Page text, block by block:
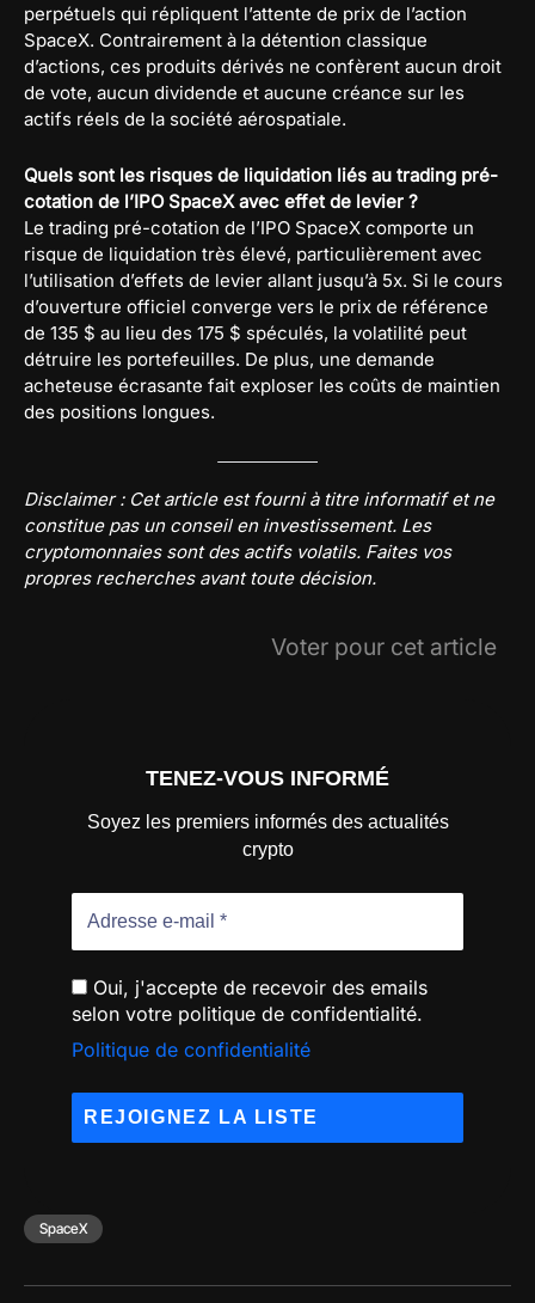
perpétuels qui répliquent l’attente de prix de l’action
SpaceX. Contrairement à la détention classique
d’actions, ces produits dérivés ne confèrent aucun droit
de vote, aucun dividende et aucune créance sur les
actifs réels de la société aérospatiale.
Quels sont les risques de liquidation liés au trading pré-
cotation de l’IPO SpaceX avec effet de levier ?
Le trading pré-cotation de l’IPO SpaceX comporte un
risque de liquidation très élevé, particulièrement avec
l’utilisation d’effets de levier allant jusqu’à 5x. Si le cours
d’ouverture officiel converge vers le prix de référence
de 135 $ au lieu des 175 $ spéculés, la volatilité peut
détruire les portefeuilles. De plus, une demande
acheteuse écrasante fait exploser les coûts de maintien
des positions longues.
Disclaimer : Cet article est fourni à titre informatif et ne
constitue pas un conseil en investissement. Les
cryptomonnaies sont des actifs volatils. Faites vos
propres recherches avant toute décision.
Voter pour cet article
TENEZ-VOUS INFORMÉ
Soyez les premiers informés des actualités
crypto
Oui, j'accepte de recevoir des emails
selon votre politique de confidentialité.
Politique de confidentialité
SpaceX